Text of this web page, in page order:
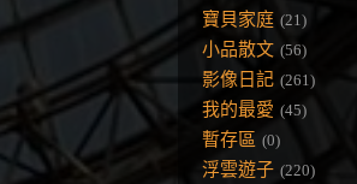
寶貝家庭 (21)
小品散文 (56)
影像日記 (261)
我的最愛 (45)
暫存區 (0)
浮雲遊子 (220)